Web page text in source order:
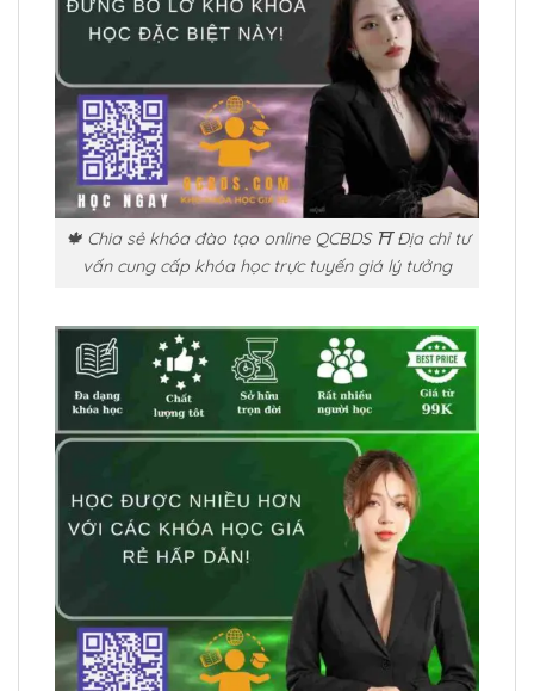
🍁 Chia sẻ khóa đào tạo online QCBDS ⛩️ Địa chỉ tư
vấn cung cấp khóa học trực tuyến giá lý tưởng